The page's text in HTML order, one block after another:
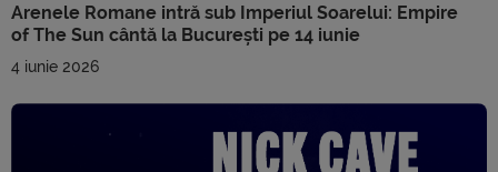
Arenele Romane intră sub Imperiul Soarelui: Empire
of The Sun cântă la București pe 14 iunie
4 iunie 2026